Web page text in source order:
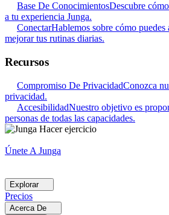
Base De ConocimientosDescubre
a tu experiencia Junga.
ConectarHablemos sobre cómo puedes
mejorar tus rutinas diarias.
Recursos
Compromiso De PrivacidadConozca
privacidad.
AccesibilidadNuestro objetivo es
personas de todas las capacidades.
Únete A Junga
Explorar
Precios
Acerca De